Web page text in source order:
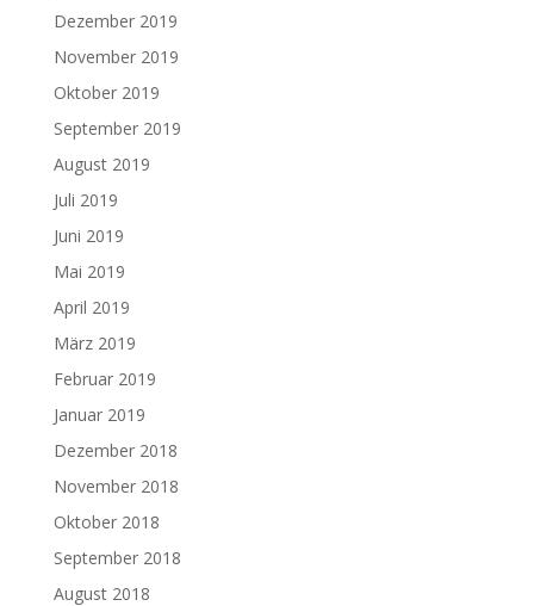
Dezember 2019
November 2019
Oktober 2019
September 2019
August 2019
Juli 2019
Juni 2019
Mai 2019
April 2019
März 2019
Februar 2019
Januar 2019
Dezember 2018
November 2018
Oktober 2018
September 2018
August 2018